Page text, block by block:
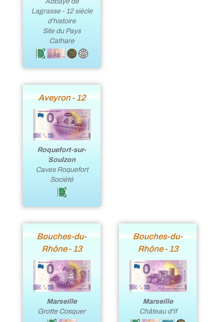
Lagrasse - 12 siècle
d'histoire
Site du Pays
Cathare
Aveyron - 12
Roquefort-sur-
Soulzon
Caves Roquefort
Société
Bouches-du-
Rhône - 13
Marseille
Grotte Cosquer
Bouches-du-
Rhône - 13
Marseille
Château d'If